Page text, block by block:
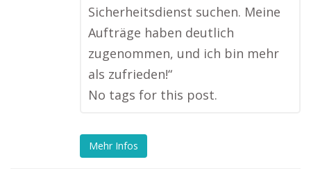
Sicherheitsdienst suchen. Meine
Aufträge haben deutlich
zugenommen, und ich bin mehr
als zufrieden!“
No tags for this post.
Mehr Infos